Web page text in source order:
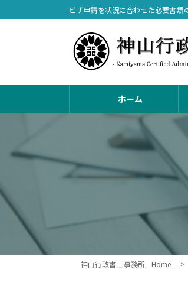
ン
キ
ビ
に
ビザ申請を状況に合わせた必要書類
ホーム
神山行政書士事務所 - Home -